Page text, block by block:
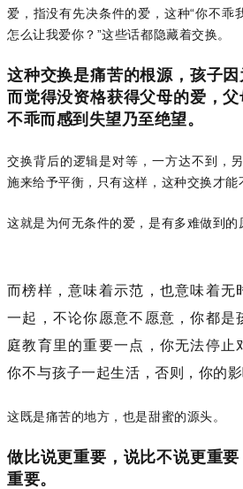
爱，指没有先决条件的爱，这种“你不乖
怎么让我爱你？”这些话都隐藏着交换。
这种交换是痛苦的根源，孩子
而觉得没资格获得父母的爱，
不乖而感到失望乃至绝望。
交换背后的逻辑是对等，一方达不到，
施来给予平衡，只有这样，这种交换才能
这就是为何无条件的爱，是有多难做到的
而榜样，意味着示范，也意味着无
一起，不论你愿意不愿意，你都是
庭教育里的重要一点，你无法停止
你不与孩子一起生活，否则，你的影
这既是痛苦的地方，也是甜蜜的源头。
做比说更重要，说比不说更重
重要。